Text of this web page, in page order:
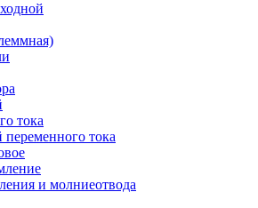
тока
тока
и молниеотвода